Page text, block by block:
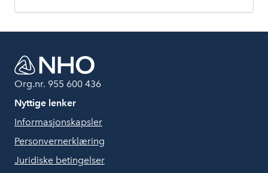
Org.nr. 955 600 436
Nyttige lenker
Informasjonskapsler
Personvernerklæring
Juridiske betingelser